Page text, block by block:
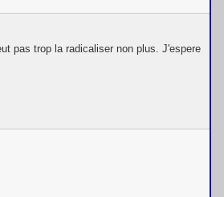
pas trop la radicaliser non plus. J'espere